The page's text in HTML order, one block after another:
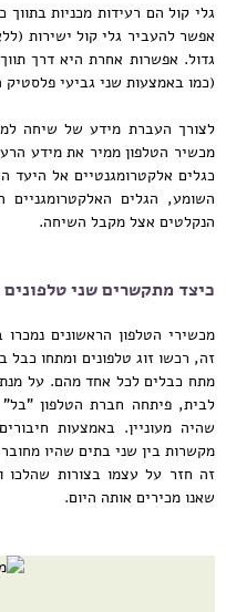
גלי קול הם רעידות מכניות
אפשר להעביר גלי קול ישירות
גדול. אפשרות אחרת היא דרך
(כמו באמצעות שני גביעי
לצורך העברת מידע של שיחה
מכשיר הטלפון ממיר את מידע
כגלים אלקטרומגנטיים אל
השומע, הגלים האלקטרומגניים
הנקלטים אצל מקבל השיחה.
כיצד מתקשרים שני טלפונים
מכשירי הטלפון הראשונים
זה, רכשו זוג טלפונים ומתחו
מתח כבלים לכל אחד מהם. על
לבית, פיתחה חברת הטלפון
שהיה מעוניין. באמצעות
מקשרות בין שני בתים שהיו
זה חזר על עצמו בצורות שהלכו
שאנו מכירים אותה היום.